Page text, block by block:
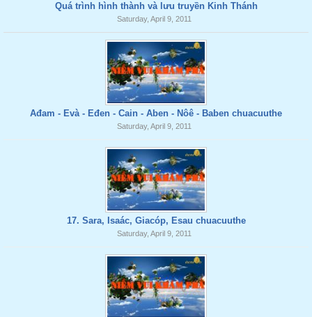
Quá trình hình thành và lưu truyền Kinh Thánh
Saturday, April 9, 2011
Ađam - Evà - Eđen - Cain - Aben - Nôê - Baben chuacuuthe
Saturday, April 9, 2011
17. Sara, Isaác, Giacóp, Esau chuacuuthe
Saturday, April 9, 2011